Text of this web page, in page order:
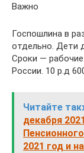
Важно
Госпошлина в
отдельно. Дети
Сроки —
России. 10 р.д
Читайте
декабря
2021 год и